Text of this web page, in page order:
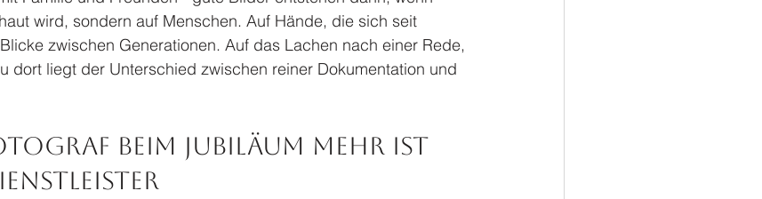
wird, sondern auf Menschen. Auf Hände, die sich seit
zwischen Generationen. Auf das Lachen nach einer Rede,
dort liegt der Unterschied zwischen reiner Dokumentation und
beim Jubiläum mehr ist